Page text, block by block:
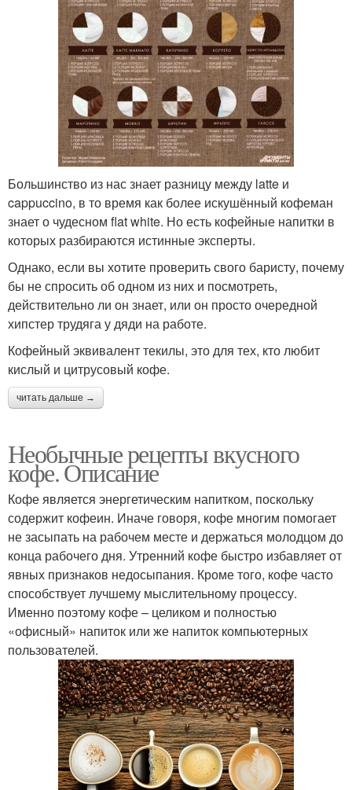
Большинство из нас знает разницу между latte и
cappuccino, в то время как более искушённый кофеман
знает о чудесном flat white. Но есть кофейные напитки в
которых разбираются истинные эксперты.
Однако, если вы хотите проверить свого баристу, почему
бы не спросить об одном из них и посмотреть,
действительно ли он знает, или он просто очередной
хипстер трудяга у дяди на работе.
Кофейный эквивалент текилы, это для тех, кто любит
кислый и цитрусовый кофе.
читать дальше →
Необычные рецепты вкусного
кофе. Описание
Кофе является энергетическим напитком, поскольку
содержит кофеин. Иначе говоря, кофе многим помогает
не засыпать на рабочем месте и держаться молодцом до
конца рабочего дня. Утренний кофе быстро избавляет от
явных признаков недосыпания. Кроме того, кофе часто
способствует лучшему мыслительному процессу.
Именно поэтому кофе – целиком и полностью
«офисный» напиток или же напиток компьютерных
пользователей.